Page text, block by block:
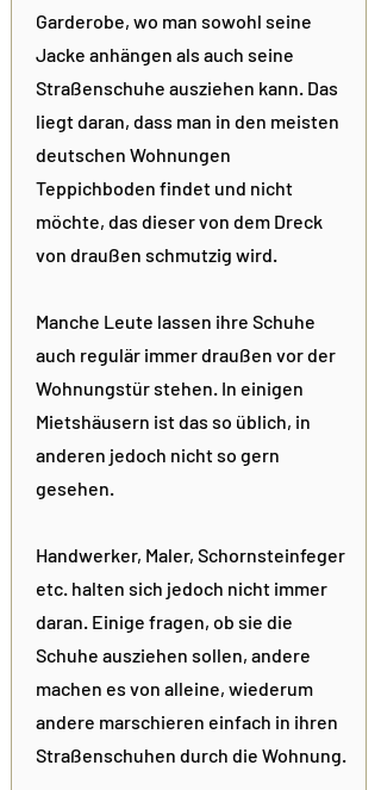
Garderobe, wo man sowohl seine
Jacke anhängen als auch seine
Straßenschuhe ausziehen kann. Das
liegt daran, dass man in den meisten
deutschen Wohnungen
Teppichboden findet und nicht
möchte, das dieser von dem Dreck
von draußen schmutzig wird.
Manche Leute lassen ihre Schuhe
auch regulär immer draußen vor der
Wohnungstür stehen. In einigen
Mietshäusern ist das so üblich, in
anderen jedoch nicht so gern
gesehen.
Handwerker, Maler, Schornsteinfeger
etc. halten sich jedoch nicht immer
daran. Einige fragen, ob sie die
Schuhe ausziehen sollen, andere
machen es von alleine, wiederum
andere marschieren einfach in ihren
Straßenschuhen durch die Wohnung.